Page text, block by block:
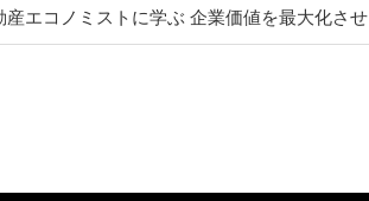
エコノミストに学ぶ 企業価値を最大化させ